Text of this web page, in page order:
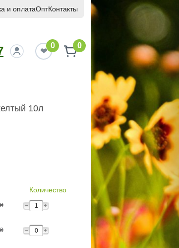
и оплатаОптКонтакты
0 0
10л
Количество
₴
₴